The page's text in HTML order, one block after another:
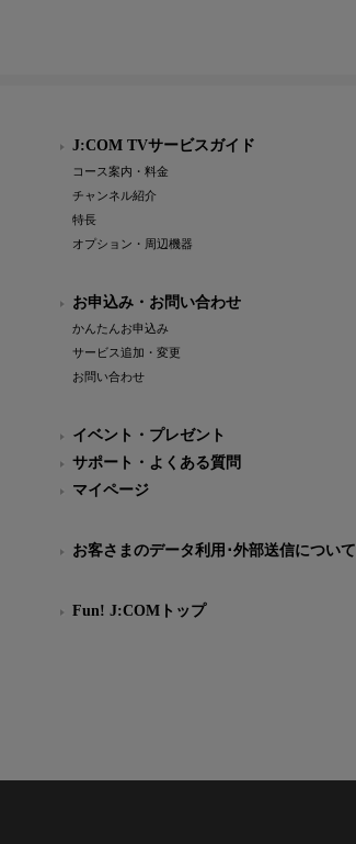
J:COM TVサービスガイド
コース案内・料金
チャンネル紹介
特長
オプション・周辺機器
お申込み・お問い合わせ
かんたんお申込み
サービス追加・変更
お問い合わせ
イベント・プレゼント
サポート・よくある質問
マイページ
お客さまのデータ利用･外部送信について
Fun! J:COMトップ